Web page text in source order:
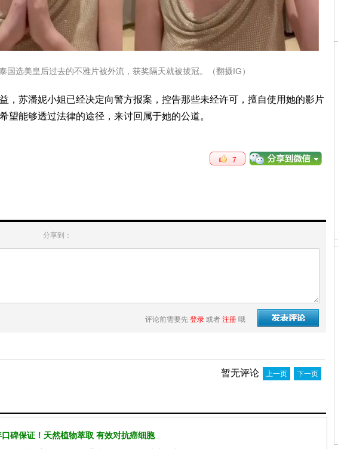
国选美皇后过去的不雅片被外流，获奖隔天就被拔冠。（翻摄IG）
，苏潘妮小姐已经决定向警方报案，控告那些未经许可，擅自使用她的影片
望能够透过法律的途径，来讨回属于她的公道。
7
分享到：
评论前需要先 登录 或者 注册 哦
暂无评论 上一页 下一页
碑保证！天然植物萃取 有效对抗癌细胞